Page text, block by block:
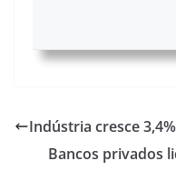
Indústria cresce
Bancos privados